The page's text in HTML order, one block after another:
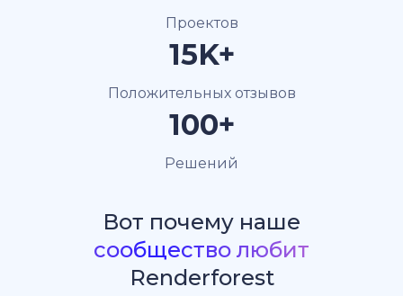
Проектов
15K+
Положительных отзывов
100+
Решений
Вот почему наше
сообщество любит
Renderforest